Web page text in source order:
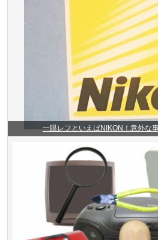
一眼レフといえばNIKON！意外な